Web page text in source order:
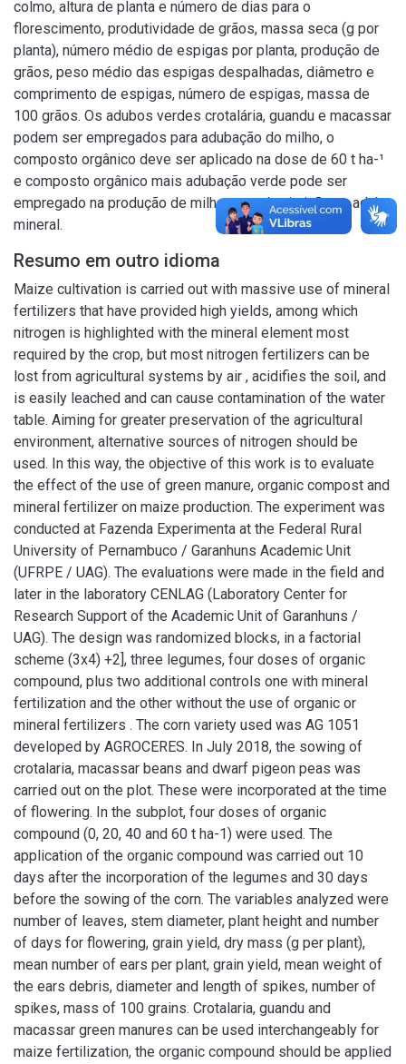
colmo, altura de planta e número de dias para o
florescimento, produtividade de grãos, massa seca (g por
planta), número médio de espigas por planta, produção de
grãos, peso médio das espigas despalhadas, diâmetro e
comprimento de espigas, número de espigas, massa de
100 grãos. Os adubos verdes crotalária, guandu e macassar
podem ser empregados para adubação do milho, o
composto orgânico deve ser aplicado na dose de 60 t ha-¹
e composto orgânico mais adubação verde pode ser
empregado na produção de milho em substituição ao adubo
mineral.
Resumo em outro idioma
Maize cultivation is carried out with massive use of mineral
fertilizers that have provided high yields, among which
nitrogen is highlighted with the mineral element most
required by the crop, but most nitrogen fertilizers can be
lost from agricultural systems by air , acidifies the soil, and
is easily leached and can cause contamination of the water
table. Aiming for greater preservation of the agricultural
environment, alternative sources of nitrogen should be
used. In this way, the objective of this work is to evaluate
the effect of the use of green manure, organic compost and
mineral fertilizer on maize production. The experiment was
conducted at Fazenda Experimenta at the Federal Rural
University of Pernambuco / Garanhuns Academic Unit
(UFRPE / UAG). The evaluations were made in the field and
later in the laboratory CENLAG (Laboratory Center for
Research Support of the Academic Unit of Garanhuns /
UAG). The design was randomized blocks, in a factorial
scheme (3x4) +2], three legumes, four doses of organic
compound, plus two additional controls one with mineral
fertilization and the other without the use of organic or
mineral fertilizers . The corn variety used was AG 1051
developed by AGROCERES. In July 2018, the sowing of
crotalaria, macassar beans and dwarf pigeon peas was
carried out on the plot. These were incorporated at the time
of flowering. In the subplot, four doses of organic
compound (0, 20, 40 and 60 t ha-1) were used. The
application of the organic compound was carried out 10
days after the incorporation of the legumes and 30 days
before the sowing of the corn. The variables analyzed were
number of leaves, stem diameter, plant height and number
of days for flowering, grain yield, dry mass (g per plant),
mean number of ears per plant, grain yield, mean weight of
the ears debris, diameter and length of spikes, number of
spikes, mass of 100 grains. Crotalaria, guandu and
macassar green manures can be used interchangeably for
maize fertilization, the organic compound should be applied